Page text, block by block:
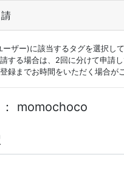
ーザー)に該当するタグを選択し
する場合は、2回に分けて申請
録までお時間をいただく場合が
momochoco